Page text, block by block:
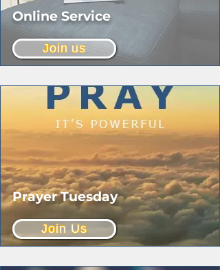
Online Service
Join us
Prayer Tuesday
Join Us